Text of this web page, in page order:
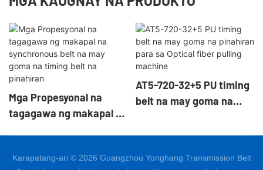
Mga Propesyonal na
tagagawa ng makapal na
pinahiran
AT5-720-32+5 PU timing
belt na may goma na
fiber pulling machine
Karapatang-ari © 2026 Guangzhou Yonghang Transmission Belt